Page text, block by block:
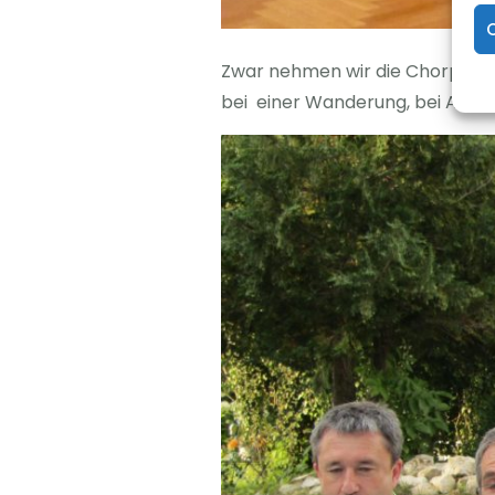
Zwar nehmen wir die
bei einer Wanderung, bei